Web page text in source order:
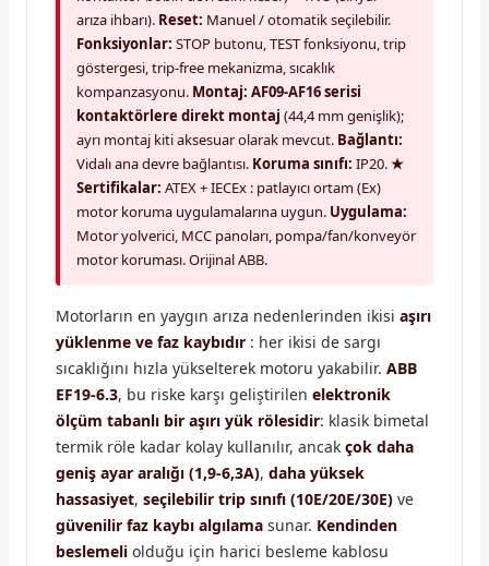
arıza ihbarı). Reset: Manuel / otomatik seçilebilir.
Fonksiyonlar: STOP butonu, TEST fonksiyonu, trip
göstergesi, trip-free mekanizma, sıcaklık
kompanzasyonu. Montaj: AF09-AF16 serisi
kontaktörlere direkt montaj (44,4 mm genişlik);
ayrı montaj kiti aksesuar olarak mevcut. Bağlantı:
Vidalı ana devre bağlantısı. Koruma sınıfı: IP20.★
Sertifikalar: ATEX + IECEx : patlayıcı ortam (Ex)
motor koruma uygulamalarına uygun. Uygulama:
Motor yolverici, MCC panoları, pompa/fan/konveyör
motor koruması. Orijinal ABB.
Motorların en yaygın arıza nedenlerinden ikisi aşırı
yüklenme ve faz kaybıdır : her ikisi de sargı
sıcaklığını hızla yükselterek motoru yakabilir. ABB
EF19-6.3, bu riske karşı geliştirilen elektronik
ölçüm tabanlı bir aşırı yük rölesidir: klasik bimetal
termik röle kadar kolay kullanılır, ancak çok daha
geniş ayar aralığı (1,9-6,3A), daha yüksek
hassasiyet, seçilebilir trip sınıfı (10E/20E/30E) ve
güvenilir faz kaybı algılama sunar. Kendinden
beslemeli olduğu için harici besleme kablosu